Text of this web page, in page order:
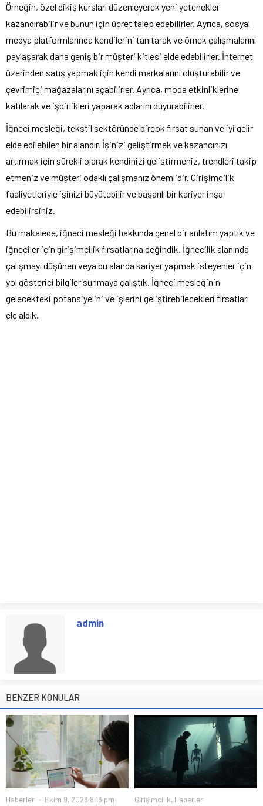
Örneğin, özel dikiş kursları düzenleyerek yeni yetenekler
kazandırabilir ve bunun için ücret talep edebilirler. Ayrıca, sosyal
medya platformlarında kendilerini tanıtarak ve örnek çalışmalarını
paylaşarak daha geniş bir müşteri kitlesi elde edebilirler. İnternet
üzerinden satış yapmak için kendi markalarını oluşturabilir ve
çevrimiçi mağazalarını açabilirler. Ayrıca, moda etkinliklerine
katılarak ve işbirlikleri yaparak adlarını duyurabilirler.
İğneci mesleği, tekstil sektöründe birçok fırsat sunan ve iyi gelir
elde edilebilen bir alandır. İşinizi geliştirmek ve kazancınızı
artırmak için sürekli olarak kendinizi geliştirmeniz, trendleri takip
etmeniz ve müşteri odaklı çalışmanız önemlidir. Girişimcilik
faaliyetleriyle işinizi büyütebilir ve başarılı bir kariyer inşa
edebilirsiniz.
Bu makalede, iğneci mesleği hakkında genel bir anlatım yaptık ve
iğneciler için girişimcilik fırsatlarına değindik. İğnecilik alanında
çalışmayı düşünen veya bu alanda kariyer yapmak isteyenler için
yol gösterici bilgiler sunmaya çalıştık. İğneci mesleğinin
gelecekteki potansiyelini ve işlerini geliştirebilecekleri fırsatları
ele aldık.
admin
BENZER KONULAR
Haberler Ekim 9, 2023 8:13 pm Girişimcilik, Haberler